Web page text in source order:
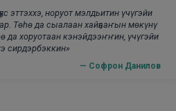
эттэххэ, норуот мэлдьитин үчүгэйи
Төһө да сыалаан хайҕааҥын мөкүнү
да хоруотаан кэнэйдээҥҥин, үчүгэйи
сирдэрбэккин»
— Софрон Данилов